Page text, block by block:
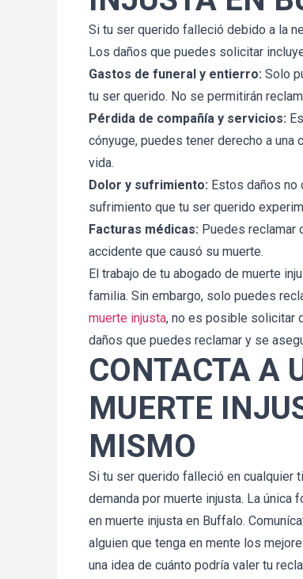
Si tu ser querido falleció debido a la
Los daños que puedes solicitar
Gastos de funeral y entierro: Solo
tu ser querido. No se permitirán
Pérdida de compañía y servicios:
cónyuge, puedes tener derecho a
vida.
Dolor y sufrimiento: Estos daños no
sufrimiento que tu ser querido
Facturas médicas: Puedes reclamar
accidente que causó su muerte.
El trabajo de tu abogado de muerte
familia. Sin embargo, solo puedes
muerte injusta, no es posible solicitar
daños que puedes reclamar y se
CONTACTA A
MUERTE
MISMO
Si tu ser querido falleció en cualquier
demanda por muerte injusta. La
en muerte injusta en Buffalo.
alguien que tenga en mente los
una idea de cuánto podría valer tu
Linda